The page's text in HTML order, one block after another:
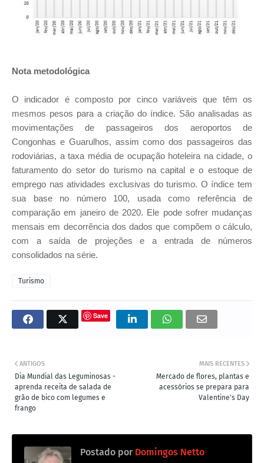
Nota metodológica
O indicador é composto por cinco variáveis que têm os
mesmos pesos para a criação do índice. São analisadas as
movimentações de passageiros dos aeroportos de
Congonhas e Guarulhos, assim como dos passageiros das
rodoviárias, a taxa média de ocupação hoteleira na cidade, o
faturamento do setor do turismo na capital e o estoque de
emprego nas atividades exclusivas do turismo. O índice tem
sua base no número 100, usada como referência de
comparação em janeiro de 2020. Ele pode sofrer mudanças
mensais em decorrência dos dados que compõem o cálculo,
com a saída de projeções e a entrada de números
consolidados na série.
Turismo
Save
MAIS RECENTES
Mercado de flores, plantas e
acessórios se prepara para
Valentine's Day
ANTIGOS
Dia Mundial das Leguminosas -
aprenda receita de salada de
grão de bico com legumes e
frango
Postado por Domingos Netto